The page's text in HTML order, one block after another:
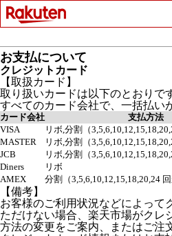
お支払について
クレジットカード
【取扱カード】
取り扱いカードは以下のとおりで
すべてのカード会社で、一括払い
カード会社
支払方法
VISA
リボ,分割（
MASTER
リボ,分割（
JCB
リボ,分割（
Diners
リボ
AMEX
分割（3,5,6,10,12,15,18,20,24
【備考】
お客様のご利用状況などによって
ただけない場合、楽天市場がクレ
方法の変更をご案内、またはご注